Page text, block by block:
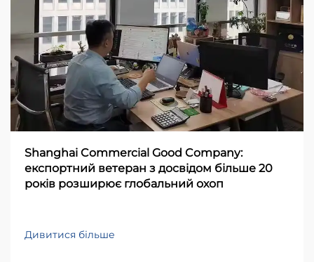
Shanghai Commercial Good Company:
експортний ветеран з досвідом більше 20
років розширює глобальний охоп
Дивитися більше